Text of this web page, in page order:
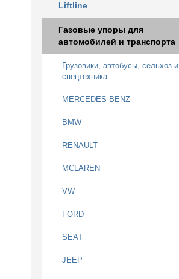
Liftline
Газовые упоры для
автомобилей и транспорта
Грузовики, автобусы, сельхоз и
спецтехника
MERCEDES-BENZ
BMW
RENAULT
MCLAREN
VW
FORD
SEAT
JEEP